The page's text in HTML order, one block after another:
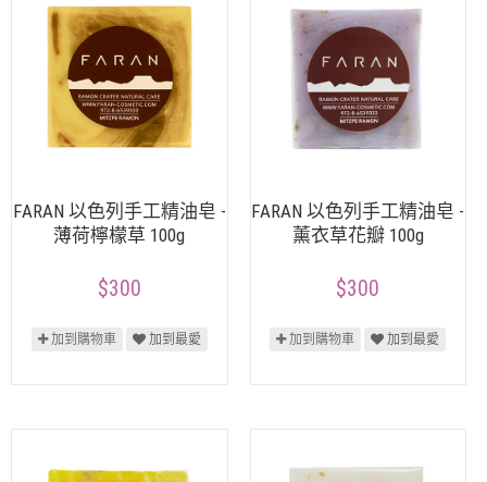
FARAN 以色列手工精油皂 -
薄荷檸檬草 100g
$300
加到購物車 加到最愛
FARAN 以色列手工精油皂 -
薰衣草花瓣 100g
$300
加到購物車 加到最愛